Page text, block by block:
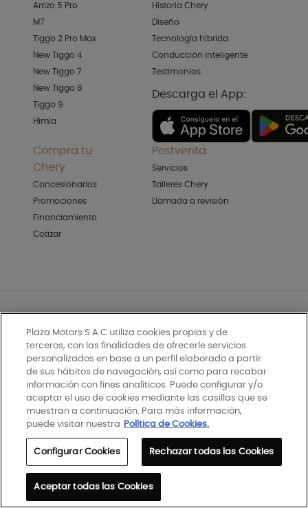
Arrizo 5 Pro
M7
Tiggo 2 Pro Max
New Tiggo 4
New Tiggo 7
New Tiggo 8
Tiggo 9
Himla
Historia Chery
Diseño
Tecnología híbrida
Conducción inteligente
Testimonios
Descarga el App:
Compra tu
Chery
Concesionarios
Promociones
Financiamiento
Cotizar
Postventa
Servicios
Talleres Chery
Llamada a revisión
Política de privacidad
Política de cookies
Términos y condiciones
Libro de reclamaciones
Codigo ético
Canal ético
Plaza Motors S.A.C utiliza cookies propias y de
terceros, con las finalidades de ofrecerle servicios
personalizados en base a un perfil elaborado a partir
de sus hábitos de navegación, así como para recabar
información con fines analíticos. Puede configurar y/o
aceptar el uso de cookies mediante las casillas que se
muestran a continuación. Para más información,
puede visitar nuestra
Política de Cookies.
Configurar Cookies Rechazar todas las Cookies
Aceptar todas las Cookies